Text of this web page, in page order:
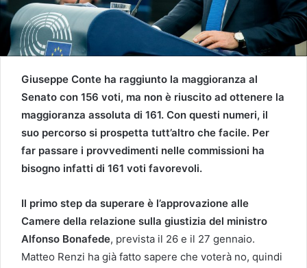
Giuseppe Conte ha raggiunto la maggioranza al
Senato con 156 voti, ma non è riuscito ad ottenere la
maggioranza assoluta di 161. Con questi numeri, il
suo percorso si prospetta tutt’altro che facile. Per
far passare i provvedimenti nelle commissioni ha
bisogno infatti di 161 voti favorevoli.
Il primo step da superare è l’approvazione alle
Camere della relazione sulla giustizia del ministro
Alfonso Bonafede, prevista il 26 e il 27 gennaio.
Matteo Renzi ha già fatto sapere che voterà no, quindi